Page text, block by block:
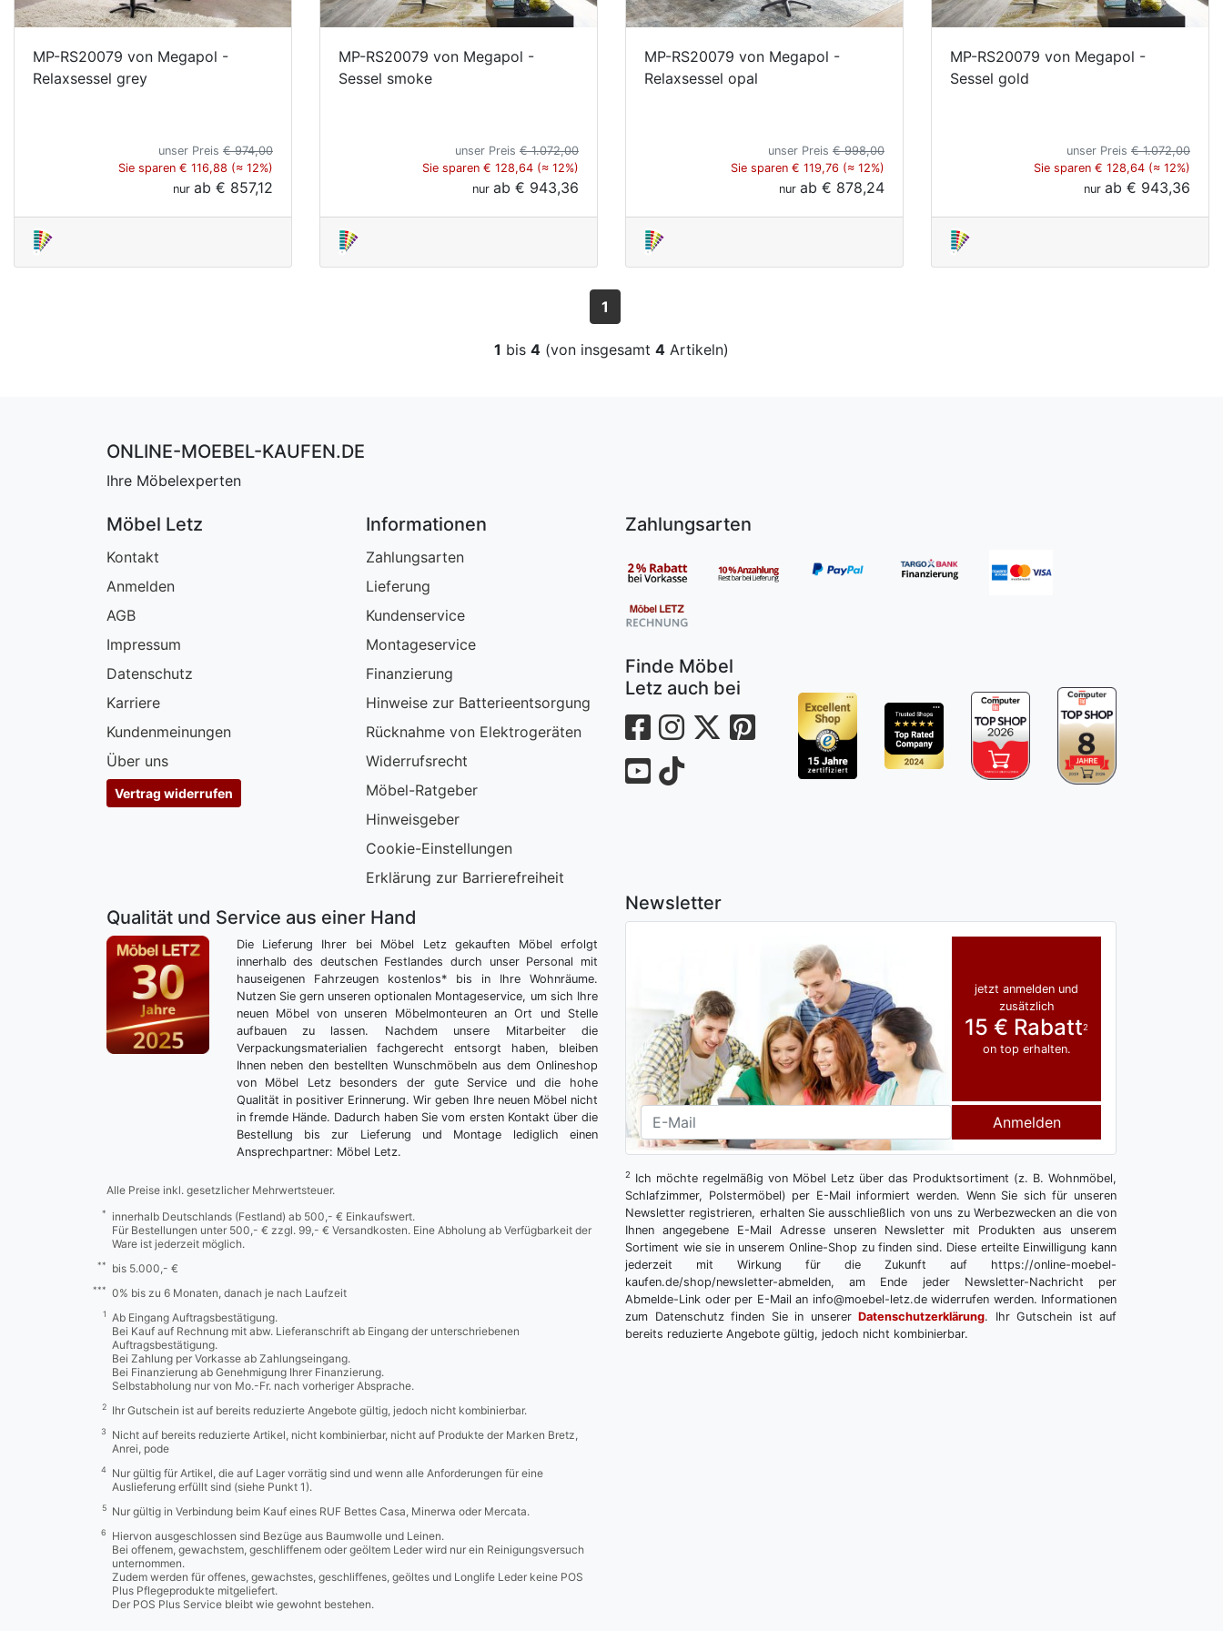
MP-RS20079 von Megapol -
Relaxsessel grey
unser Preis € 974,00
Sie sparen € 116,88 (≈ 12%)
nur ab € 857,12
MP-RS20079 von Megapol -
Sessel smoke
unser Preis € 1.072,00
Sie sparen € 128,64 (≈ 12%)
nur ab € 943,36
MP-RS20079 von Megapol -
Relaxsessel opal
unser Preis € 998,00
Sie sparen € 119,76 (≈ 12%)
nur ab € 878,24
MP-RS20079 von Megapol -
Sessel gold
unser Preis € 1.072,00
Sie sparen € 128,64 (≈ 12%)
nur ab € 943,36
1
1 bis 4 (von insgesamt 4 Artikeln)
ONLINE-MOEBEL-KAUFEN.DE
Ihre Möbelexperten
Möbel Letz
Kontakt
Anmelden
AGB
Impressum
Datenschutz
Karriere
Kundenmeinungen
Über uns
Vertrag widerrufen
Informationen
Zahlungsarten
Lieferung
Kundenservice
Montageservice
Finanzierung
Hinweise zur Batterieentsorgung
Rücknahme von Elektrogeräten
Widerrufsrecht
Möbel-Ratgeber
Hinweisgeber
Cookie-Einstellungen
Erklärung zur Barrierefreiheit
Zahlungsarten
Finde Möbel
Letz auch bei
Qualität und Service aus einer Hand
Die Lieferung Ihrer bei Möbel Letz gekauften Möbel erfolgt
innerhalb des deutschen Festlandes durch unser Personal mit
hauseigenen Fahrzeugen kostenlos* bis in Ihre Wohnräume.
Nutzen Sie gern unseren optionalen Montageservice, um sich Ihre
neuen Möbel von unseren Möbelmonteuren an Ort und Stelle
aufbauen zu lassen. Nachdem unsere Mitarbeiter die
Verpackungsmaterialien fachgerecht entsorgt haben, bleiben
Ihnen neben den bestellten Wunschmöbeln aus dem Onlineshop
von Möbel Letz besonders der gute Service und die hohe
Qualität in positiver Erinnerung. Wir geben Ihre neuen Möbel nicht
in fremde Hände. Dadurch haben Sie vom ersten Kontakt über die
Bestellung bis zur Lieferung und Montage lediglich einen
Ansprechpartner: Möbel Letz.
Alle Preise inkl. gesetzlicher Mehrwertsteuer.
*
innerhalb Deutschlands (Festland) ab 500,- € Einkaufswert.
Für Bestellungen unter 500,- € zzgl. 99,- € Versandkosten. Eine Abholung ab Verfügbarkeit der
Ware ist jederzeit möglich.
** bis 5.000,- €
*** 0% bis zu 6 Monaten, danach je nach Laufzeit
1
Ab Eingang Auftragsbestätigung.
Bei Kauf auf Rechnung mit abw. Lieferanschrift ab Eingang der unterschriebenen
Auftragsbestätigung.
Bei Zahlung per Vorkasse ab Zahlungseingang.
Bei Finanzierung ab Genehmigung Ihrer Finanzierung.
Selbstabholung nur von Mo.-Fr. nach vorheriger Absprache.
2 Ihr Gutschein ist auf bereits reduzierte Angebote gültig, jedoch nicht kombinierbar.
3
Nicht auf bereits reduzierte Artikel, nicht kombinierbar, nicht auf Produkte der Marken Bretz,
Anrei, pode
4
Nur gültig für Artikel, die auf Lager vorrätig sind und wenn alle Anforderungen für eine
Auslieferung erfüllt sind (siehe Punkt 1).
5 Nur gültig in Verbindung beim Kauf eines RUF Bettes Casa, Minerwa oder Mercata.
6
Hiervon ausgeschlossen sind Bezüge aus Baumwolle und Leinen.
Bei offenem, gewachstem, geschliffenem oder geöltem Leder wird nur ein Reinigungsversuch
unternommen.
Zudem werden für offenes, gewachstes, geschliffenes, geöltes und Longlife Leder keine POS
Plus Pflegeprodukte mitgeliefert.
Der POS Plus Service bleibt wie gewohnt bestehen.
Newsletter
jetzt anmelden und
zusätzlich
15 € Rabatt2
on top erhalten.
Anmelden
2
Ich möchte regelmäßig von Möbel Letz über das Produktsortiment (z. B. Wohnmöbel,
Schlafzimmer, Polstermöbel) per E-Mail informiert werden. Wenn Sie sich für unseren
Newsletter registrieren, erhalten Sie ausschließlich von uns zu Werbezwecken an die von
Ihnen angegebene E-Mail Adresse unseren Newsletter mit Produkten aus unserem
Sortiment wie sie in unserem Online-Shop zu finden sind. Diese erteilte Einwilligung kann
jederzeit mit Wirkung für die Zukunft auf https://online-moebel-
kaufen.de/shop/newsletter-abmelden, am Ende jeder Newsletter-Nachricht per
Abmelde-Link oder per E-Mail an info@moebel-letz.de widerrufen werden. Informationen
zum Datenschutz finden Sie in unserer Datenschutzerklärung. Ihr Gutschein ist auf
bereits reduzierte Angebote gültig, jedoch nicht kombinierbar.